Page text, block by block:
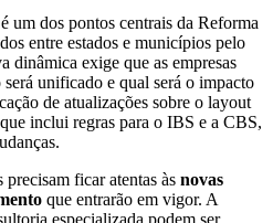
um dos pontos centrais da Reforma
entre estados e municípios pelo
dinâmica exige que as empresas
unificado e qual será o impacto
de atualizações sobre o layout
inclui regras para o IBS e a CBS,
precisam ficar atentas às novas
que entrarão em vigor. A
especializada podem ser